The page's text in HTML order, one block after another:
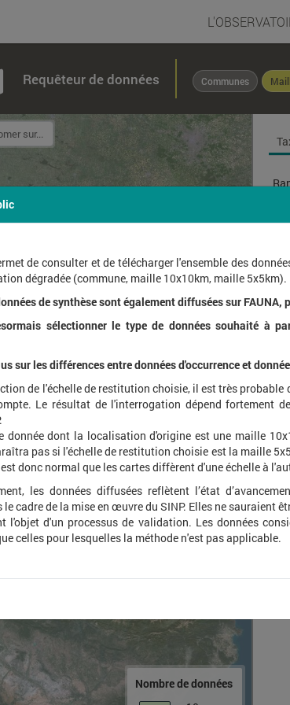
Requêteur de données Communes
Nombre de données
de consulter et de télécharger l'ensemble des
dégradée (commune, maille 10x10km, maille 5x5km).
de synthèse sont également diffusées sur FAUNA,
sélectionner le type de données souhaité à
sur les différences entre données d'occurrence et
de l'échelle de restitution choisie, il est très probable
Le résultat de l'interrogation dépend fortement
donnée dont la localisation d'origine est une maille
pas si l'échelle de restitution choisie est la maille
donc normal que les cartes diffèrent d'une échelle à
les données diffusées reflètent l’état
cadre de la mise en œuvre du SINP. Elles ne sauraient
l'objet d'un processus de validation. Les données
celles pour lesquelles la méthode n'est pas applicable.